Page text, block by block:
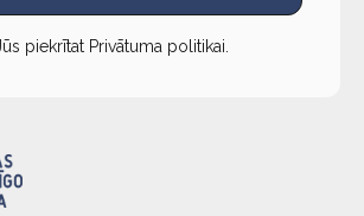
piekrītat Privātuma politikai